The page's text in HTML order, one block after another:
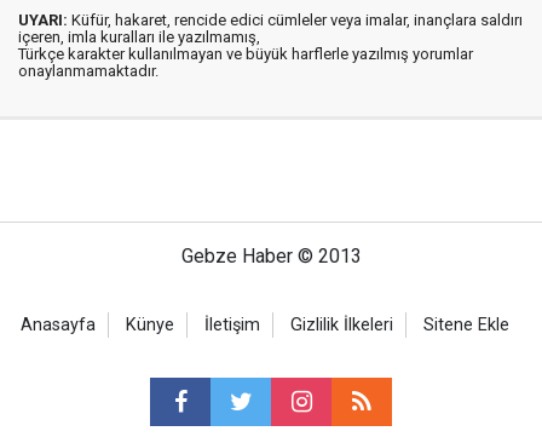
UYARI: Küfür, hakaret, rencide edici cümleler veya imalar, inançlara saldırı
içeren, imla kuralları ile yazılmamış,
Türkçe karakter kullanılmayan ve büyük harflerle yazılmış yorumlar
onaylanmamaktadır.
Gebze Haber © 2013
Anasayfa Künye İletişim Gizlilik İlkeleri Sitene Ekle